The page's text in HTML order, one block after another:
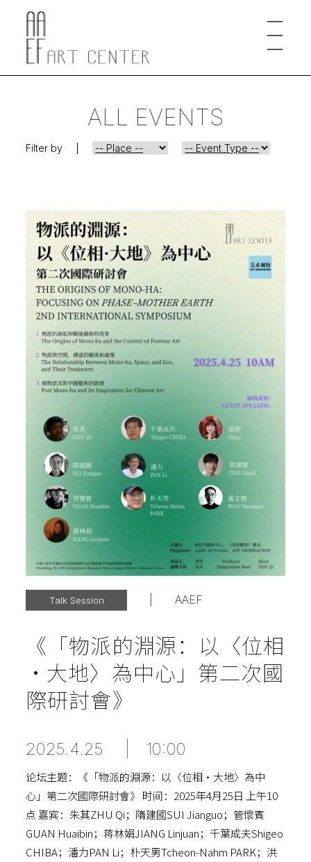
ALL EVENTS
Filter by
Talk Session AAEF
《「物派的淵源：以〈位相
·大地〉為中心」第二次國
際研討會》
2025.4.25 10:00
论坛主题：《「物派的淵源：以〈位相·大地〉為中
心」第二次國際研討會》 时间：2025年4月25日 上午10
点 嘉宾：朱其ZHU Qi；隋建國SUI Jianguo；管懷賓
GUAN Huaibin；蒋林娟JIANG Linjuan；千葉成夫Shigeo
CHIBA；潘力PAN Li；朴天男Tcheon-Nahm PARK；洪